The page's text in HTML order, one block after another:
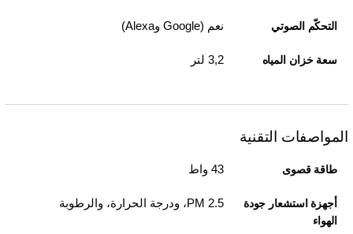
التحكّم الصوتي نعم (Google وAlexa)
سعة خزان المياه 3,2 لتر
المواصفات التقنية
طاقة قصوى 43 واط
أجهزة استشعار جودة
الهواء
PM 2.5، ودرجة الحرارة، والرطوبة